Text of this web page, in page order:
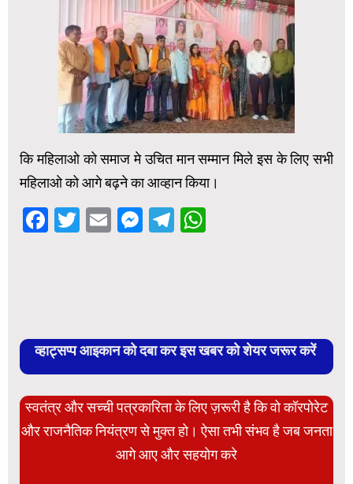
कि महिलाओ को समाज मे उचित मान सम्मान मिले इस के लिए सभी
महिलाओ को आगे बढ़ने का आव्हान किया।
Facebook
Twitter
EmailMessenger
Telegram
व्हाट्सप्प आइकान को दबा कर इस खबर को शेयर जरूर करें
स्वतंत्र और सच्ची पत्रकारिता के लिए ज़रूरी है कि वो कॉरपोरेट
और राजनैतिक नियंत्रण से मुक्त हो। ऐसा तभी संभव है जब जनता
आगे आए और सहयोग करे